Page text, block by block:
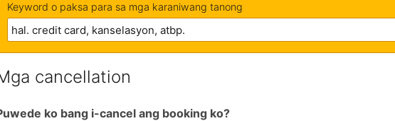
Keyword o paksa para sa mga karaniwang tanong
cancellation
ko bang i-cancel ang booking ko?